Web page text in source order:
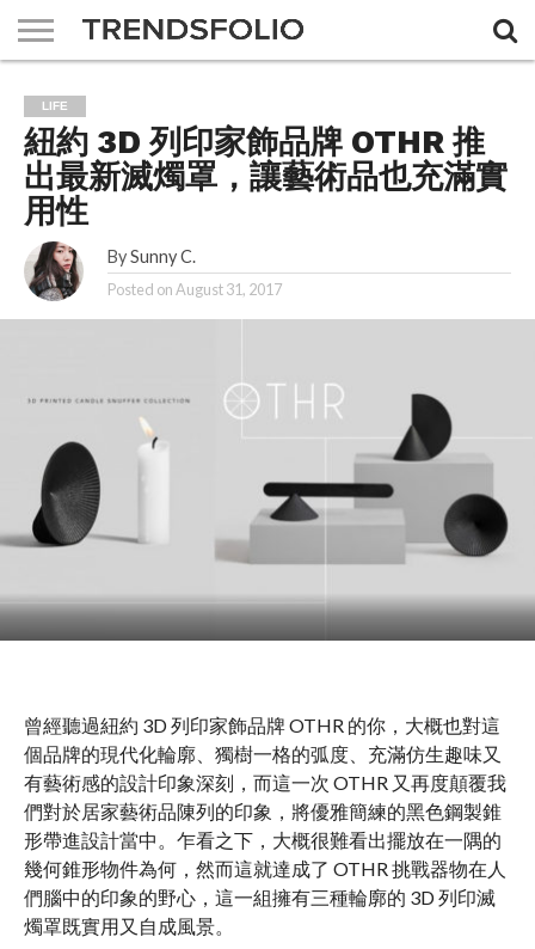
MAGAZINE
THE
FEMIN
ABOUT
US
ADVERTISING
JOBS
CONTACT
US
LIFE
紐約 3D 列印家飾品牌 OTHR 推
出最新滅燭罩，讓藝術品也充滿實
用性
By Sunny C.
Posted onAugust 31, 2017
曾經聽過紐約 3D 列印家飾品牌 OTHR 的你，大概也對這
個品牌的現代化輪廓、獨樹一格的弧度、充滿仿生趣味又
有藝術感的設計印象深刻，而這一次 OTHR 又再度顛覆我
們對於居家藝術品陳列的印象，將優雅簡練的黑色鋼製錐
形帶進設計當中。乍看之下，大概很難看出擺放在一隅的
幾何錐形物件為何，然而這就達成了 OTHR 挑戰器物在人
們腦中的印象的野心，這一組擁有三種輪廓的 3D 列印滅
燭罩既實用又自成風景。